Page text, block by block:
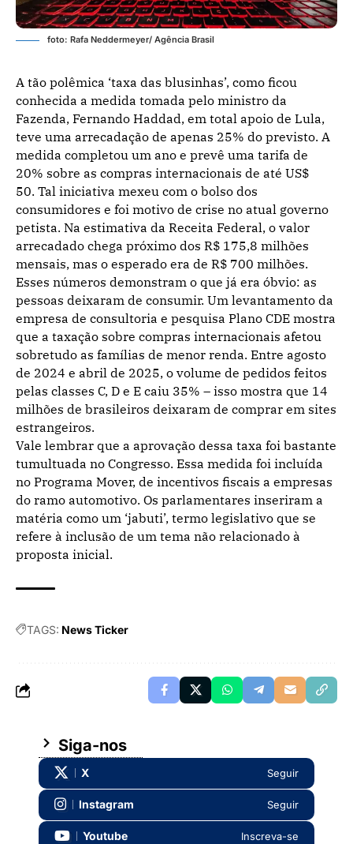
foto: Rafa Neddermeyer/ Agência Brasil
A tão polêmica ‘taxa das blusinhas’, como ficou
conhecida a medida tomada pelo ministro da
Fazenda, Fernando Haddad, em total apoio de Lula,
teve uma arrecadação de apenas 25% do previsto. A
medida completou um ano e prevê uma tarifa de
20% sobre as compras internacionais de até US$
50. Tal iniciativa mexeu com o bolso dos
consumidores e foi motivo de crise no atual governo
petista. Na estimativa da Receita Federal, o valor
arrecadado chega próximo dos R$ 175,8 milhões
mensais, mas o esperado era de R$ 700 milhões.
Esses números demonstram o que já era óbvio: as
pessoas deixaram de consumir. Um levantamento da
empresa de consultoria e pesquisa Plano CDE mostra
que a taxação sobre compras internacionais afetou
sobretudo as famílias de menor renda. Entre agosto
de 2024 e abril de 2025, o volume de pedidos feitos
pelas classes C, D e E caiu 35% – isso mostra que 14
milhões de brasileiros deixaram de comprar em sites
estrangeiros.
Vale lembrar que a aprovação dessa taxa foi bastante
tumultuada no Congresso. Essa medida foi incluída
no Programa Mover, de incentivos fiscais a empresas
do ramo automotivo. Os parlamentares inseriram a
matéria como um ‘jabuti’, termo legislativo que se
refere à inclusão de um tema não relacionado à
proposta inicial.
TAGS: News Ticker
Siga-nos
X Seguir
Instagram Seguir
Youtube Inscreva-se